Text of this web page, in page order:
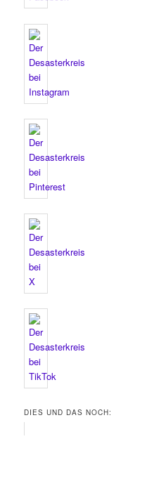
DIES UND DAS NOCH: